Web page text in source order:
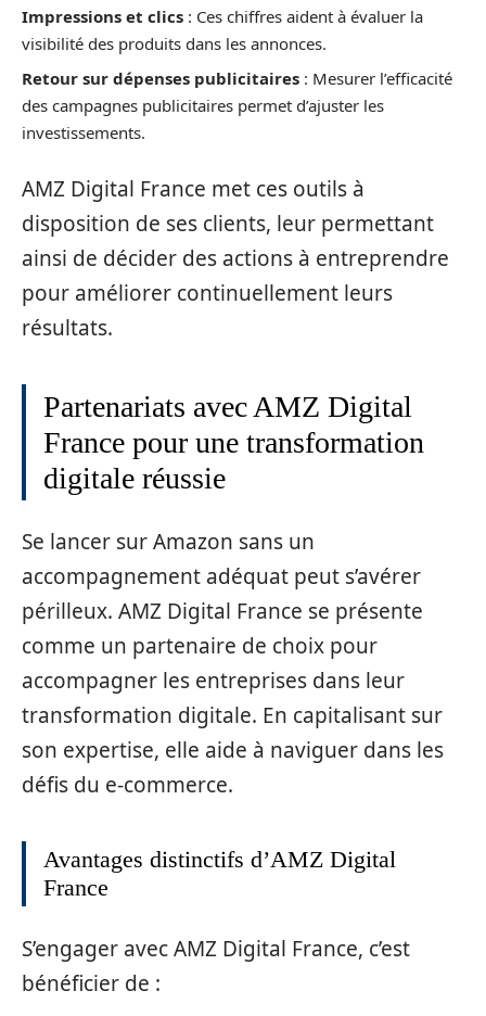
Impressions et clics : Ces chiffres aident à évaluer la
visibilité des produits dans les annonces.
Retour sur dépenses publicitaires : Mesurer l’efficacité
des campagnes publicitaires permet d’ajuster les
investissements.
AMZ Digital France met ces outils à
disposition de ses clients, leur permettant
ainsi de décider des actions à entreprendre
pour améliorer continuellement leurs
résultats.
Partenariats avec AMZ Digital
France pour une transformation
digitale réussie
Se lancer sur Amazon sans un
accompagnement adéquat peut s’avérer
périlleux. AMZ Digital France se présente
comme un partenaire de choix pour
accompagner les entreprises dans leur
transformation digitale. En capitalisant sur
son expertise, elle aide à naviguer dans les
défis du e-commerce.
Avantages distinctifs d’AMZ Digital
France
S’engager avec AMZ Digital France, c’est
bénéficier de :